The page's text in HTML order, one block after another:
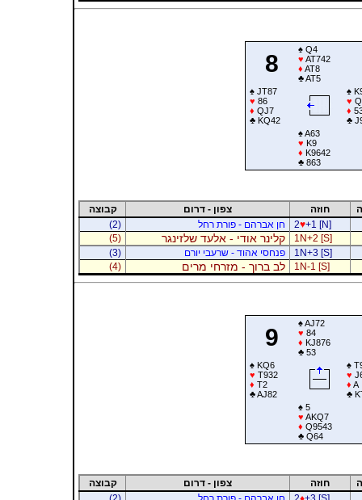
8
♠Q4
♥ AT742
♦ AT8
♣AT5
♠JT87
♥ 86
♦ QJ7
♣KQ42
♠
♥
♦
♣
♠A63
♥ K9
♦ K9642
♣863
חוזה צפון - דרום
קבוצה
2♥+1 [N] חן אברהם - פורת רחל
(2)
1N+2 [S]
קלינר אודי - אלעד שלזינגר
(5)
1N+3 [S]
פנחסי אהוד - שרעבי יורם
(3)
1N-1 [S]
לב ברוך - מזרחי מרים (4)
9
♠AJ72
♥ 84
♦ KJ876
♣53
♠KQ6
♥ T932
♦ T2
♣AJ82
♠
♥
♦ A
♣
♠5
♥ AKQ7
♦ Q9543
♣Q64
חוזה צפון - דרום
קבוצה